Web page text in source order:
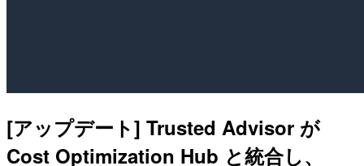
[アップデート] Trusted Advisor が
Cost Optimization Hub と統合し、